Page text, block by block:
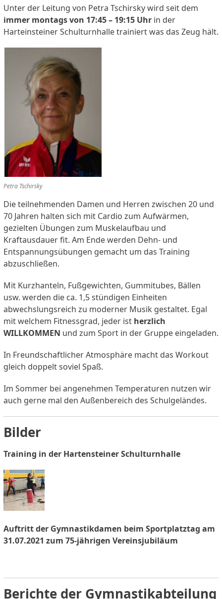
Unter der Leitung von Petra Tschirsky wird seit dem
immer montags von 17:45 – 19:15 Uhrin der
Harteinsteiner Schulturnhalle trainiert was das Zeug hält.
Petra Tschirsky
Die teilnehmenden Damen und Herren zwischen 20 und
70 Jahren halten sich mit Cardio zum Aufwärmen,
gezielten Übungen zum Muskelaufbau und
Kraftausdauer fit. Am Ende werden Dehn- und
Entspannungsübungen gemacht um das Training
abzuschließen.
Mit Kurzhanteln, Fußgewichten, Gummitubes, Bällen
usw. werden die ca. 1,5 stündigen Einheiten
abwechslungsreich zu moderner Musik gestaltet. Egal
mit welchem Fitnessgrad, jeder ist herzlich
WILLKOMMEN und zum Sport in der Gruppe eingeladen.
In Freundschaftlicher Atmosphäre macht das Workout
gleich doppelt soviel Spaß.
Im Sommer bei angenehmen Temperaturen nutzen wir
auch gerne mal den Außenbereich des Schulgeländes.
Bilder
Training in der Hartensteiner Schulturnhalle
Auftritt der Gymnastikdamen beim Sportplatztag am
31.07.2021 zum 75-jährigen Vereinsjubiläum
Berichte der Gymnastikabteilung